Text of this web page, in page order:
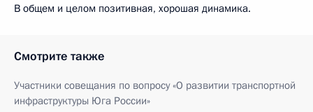
В общем и целом позитивная, хорошая динамика.
Смотрите также
Участники совещания по вопросу «О развитии транспортной
инфраструктуры Юга России»